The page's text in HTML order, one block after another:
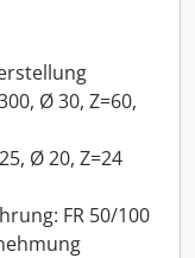
Ø 30, Z=60,
Ø 20, Z=24
FR 50/100